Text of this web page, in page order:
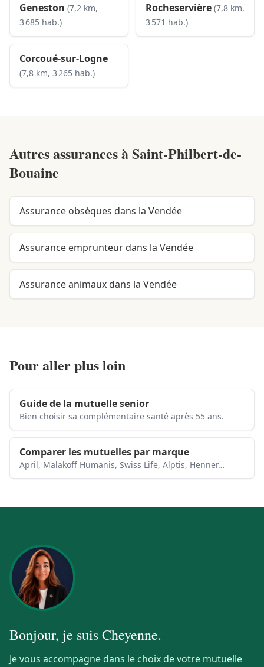
Geneston (7,2 km,
3 685 hab.)
Rocheservière (7,8 km,
3 571 hab.)
Corcoué-sur-Logne
(7,8 km, 3 265 hab.)
Autres assurances àSaint-Philbert-de-
Bouaine
Assurance obsèques dans la Vendée
Assurance emprunteur dans la Vendée
Assurance animaux dans la Vendée
Pour aller plus loin
Guide de la mutuelle senior
Bien choisir sa complémentaire santé après 55 ans.
Comparer les mutuelles par marque
April, Malakoff Humanis, Swiss Life, Alptis, Henner…
Bonjour, je suisCheyenne.
Je vous accompagne dans le choix de votre mutuelle